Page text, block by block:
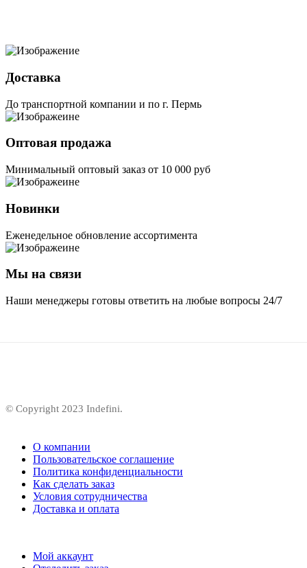
Доставка
До транспортной компании и по г. Пермь
Оптовая продажа
Минимальный оптовый заказ от 10 000 руб
Новинки
Еженедельное обновление ассортимента
Мы на связи
Наши менеджеры готовы ответить на любые вопросы 24/7
© Copyright 2023 Indefini.
О компании
Пользовательское соглашение
Политика конфиденциальности
Как сделать заказ
Условия сотрудничества
Доставка и оплата
Мой аккаунт